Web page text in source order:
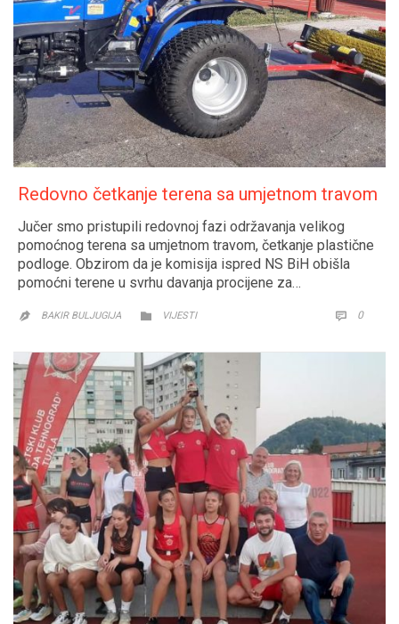
Redovno četkanje terena sa umjetnom travom
Jučer smo pristupili redovnoj fazi održavanja velikog
pomoćnog terena sa umjetnom travom, četkanje plastične
podloge. Obzirom da je komisija ispred NS BiH obišla
pomoćni terene u svrhu davanja procijene za…
 BAKIR BULJUGIJA  CATEGORY
VIJESTI  0